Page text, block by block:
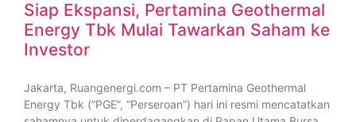
Siap Ekspansi, Pertamina Geothermal
Energy Tbk Mulai Tawarkan Saham ke
Investor
Jakarta, Ruangenergi.com – PT Pertamina Geothermal
Energy Tbk (“PGE”, “Perseroan”) hari ini resmi mencatatkan